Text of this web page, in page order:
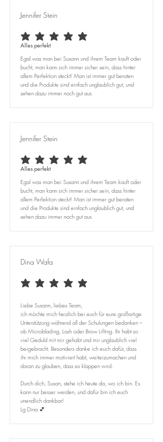
Jennifer Stein
average rating is 5 out of 5
Alles perfekt
Egal was man bei Susann und ihrem Team kauft oder
bucht, man kann sich immer sicher sein, dass hinter
allem Perfektion steckt! Man ist immer gut beraten
und die Produkte sind einfach unglaublich gut, und
sehen dazu immer noch gut aus
Jennifer Stein
average rating is 5 out of 5
Alles perfekt
Egal was man bei Susann und ihrem Team kauft oder
bucht, man kann sich immer sicher sein, dass hinter
allem Perfektion steckt! Man ist immer gut beraten
und die Produkte sind einfach unglaublich gut, und
sehen dazu immer noch gut aus
Dina Wafa
average rating is 5 out of 5
Liebe Susann, liebes Team,
ich möchte mich herzlich bei euch für eure großartige
Unterstützung während all der Schulungen bedanken –
ob Microblading, Lash oder Brow Lifting. Ihr habt so
viel Geduld mit mir gehabt und mir unglaublich viel
beigebracht. Besonders danke ich euch dafür, dass
ihr mich immer motiviert habt, weiterzumachen und
daran zu glauben, dass es klappen wird.
Durch dich, Susan, stehe ich heute da, wo ich bin. Es
kann nur besser werden, und dafür bin ich euch
unendlich dankbar!
Lg Dina 💕